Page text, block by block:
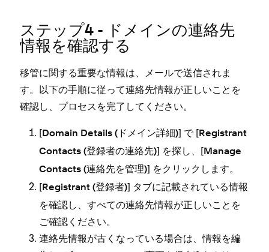
ステ⁠ップ4 - ドメインの連絡先
情報を確認する
移管に関する重要な情報は⁠、メ⁠ールで送信されま
す⁠。以下の手順に従⁠って連絡先情報が正しいことを
確認し⁠、プロセスを完了してください⁠。
[⁠Domain Details (⁠ドメイン詳細⁠)⁠] で [⁠Registrant
Contacts (⁠登録者の連絡先⁠)⁠] を探し⁠、[⁠Manage
Contacts (⁠連絡先を管理⁠)⁠] をクリ⁠ックします⁠。
[⁠Registrant (⁠登録者⁠)⁠] タブに記載されている情報
を確認し⁠、すべての連絡先情報が正しいことを
ご確認ください⁠。
連絡先情報が古くな⁠っている場合は⁠、情報を編